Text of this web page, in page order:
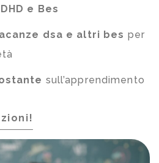
e Bes
dsa e altri bes per
sull’apprendimento